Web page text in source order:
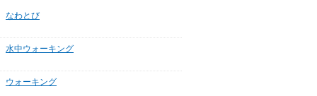
なわとび
水中ウォーキング
ウォーキング